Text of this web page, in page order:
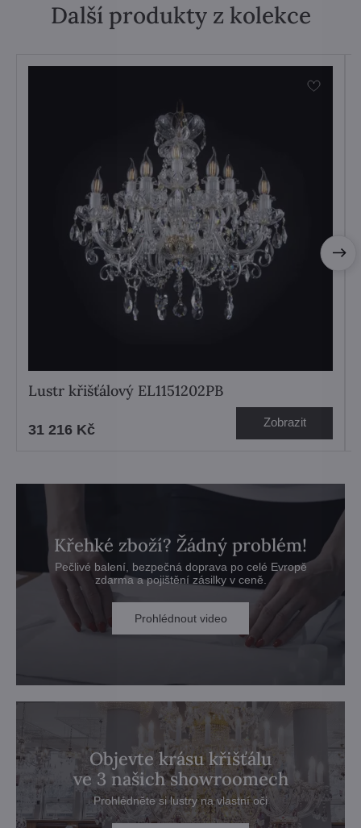
Další produkty z kolekce
Lustr křišťálový EL1151202PB
31 216 Kč Zobrazit
Křehké zboží? Žádný problém!
Pečlivé balení, bezpečná doprava po celé Evropě
zdarma a pojištění zásilky v ceně.
Prohlédnout video
Objevte krásu křišťálu
ve 3 našich showroomech
Prohlédněte si lustry na vlastní oči